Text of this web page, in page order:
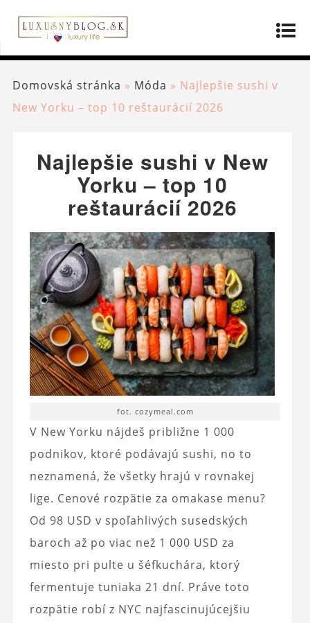
Domovská stránka » Móda » Najlepšie sushi v
New Yorku – top 10 reštaurácií 2026
Najlepšie sushi v New
Yorku – top 10
reštaurácií 2026
fot. cozymeal.com
V New Yorku nájdeš približne 1 000
podnikov, ktoré podávajú sushi, no to
neznamená, že všetky hrajú v rovnakej
lige. Cenové rozpätie za omakase menu?
Od 98 USD v spoľahlivých susedských
baroch až po viac než 1 000 USD za
miesto pri pulte u šéfkuchára, ktorý
fermentuje tuniaka 21 dní. Práve toto
rozpätie robí z NYC najfascinujúcejšiu